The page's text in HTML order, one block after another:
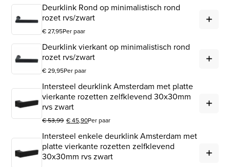
Deurklink Rond op minimalistisch rond
rozet rvs/zwart
€27,95Per paar
Deurklink vierkant op minimalistisch rond
rozet rvs/zwart
€29,95Per paar
Intersteel deurklink Amsterdam met platte
vierkante rozetten zelfklevend 30x30mm
rvs zwart
€53,99
Oorspronkelijke prijs was: € 53,99.
€45,90
Huidige prijs is: € 45,90.
Per paar
Intersteel enkele deurklink Amsterdam met
platte vierkante rozetten zelfklevend
30x30mm rvs zwart